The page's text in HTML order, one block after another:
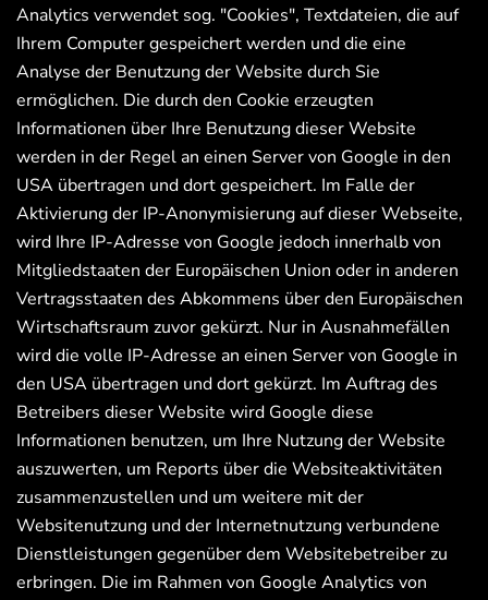
Analytics verwendet sog. "Cookies", Textdateien, die auf
Ihrem Computer gespeichert werden und die eine
Analyse der Benutzung der Website durch Sie
ermöglichen. Die durch den Cookie erzeugten
Informationen über Ihre Benutzung dieser Website
werden in der Regel an einen Server von Google in den
USA übertragen und dort gespeichert. Im Falle der
Aktivierung der IP-Anonymisierung auf dieser Webseite,
wird Ihre IP-Adresse von Google jedoch innerhalb von
Mitgliedstaaten der Europäischen Union oder in anderen
Vertragsstaaten des Abkommens über den Europäischen
Wirtschaftsraum zuvor gekürzt. Nur in Ausnahmefällen
wird die volle IP-Adresse an einen Server von Google in
den USA übertragen und dort gekürzt. Im Auftrag des
Betreibers dieser Website wird Google diese
Informationen benutzen, um Ihre Nutzung der Website
auszuwerten, um Reports über die Websiteaktivitäten
zusammenzustellen und um weitere mit der
Websitenutzung und der Internetnutzung verbundene
Dienstleistungen gegenüber dem Websitebetreiber zu
erbringen. Die im Rahmen von Google Analytics von